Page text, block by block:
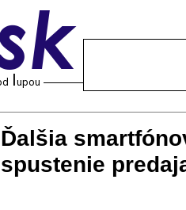
Ďalšia
spustenie